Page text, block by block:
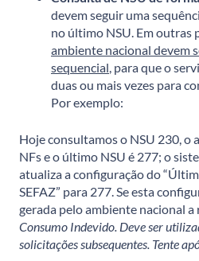
devem seguir uma
no último NSU. Em outras
ambiente nacional devem
sequencial, para que o
duas ou mais vezes para
Por exemplo:
Hoje consultamos o NSU 230,
NFs e o último NSU é 277; o
atualiza a configuração do
SEFAZ” para 277. Se esta
gerada pelo ambiente nacional a
Consumo Indevido. Deve ser
solicitações subsequentes. Tente